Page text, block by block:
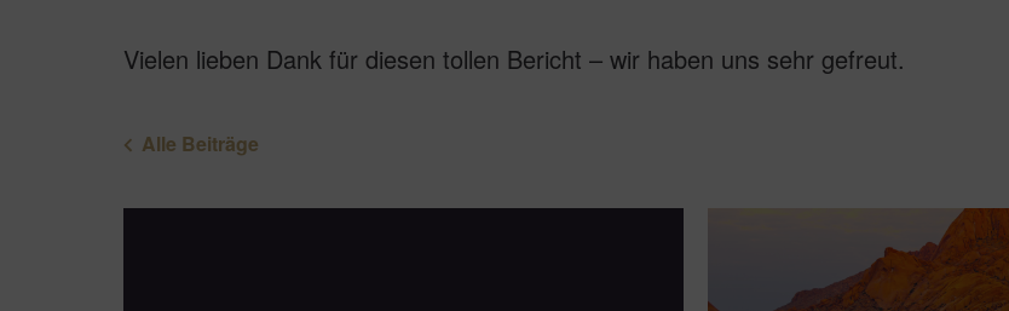
Vielen lieben Dank für diesen tollen Bericht – wir haben uns sehr gefreut.
Alle Beiträge